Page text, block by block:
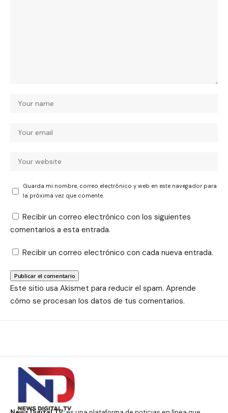
Guarda mi nombre, correo electrónico y web en este navegador para
la próxima vez que comente.
Recibir un correo electrónico con los siguientes
comentarios a esta entrada.
Recibir un correo electrónico con cada nueva entrada.
Este sitio usa Akismet para reducir el spam. Aprende
cómo se procesan los datos de tus comentarios.